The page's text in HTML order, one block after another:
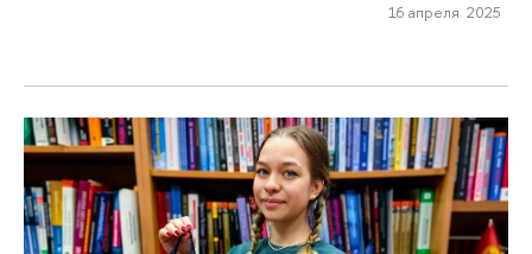
16 апреля 2025